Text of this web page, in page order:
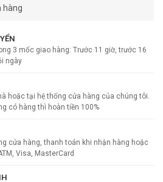
hàng
3 mốc giao hàng: Trước 11 giờ, trước 16
ngày
hoặc tại hệ thống cửa hàng của chúng tôi.
có hàng thì hoàn tiền 100%
cửa hàng, thanh toán khi nhận hàng hoặc
Visa, MasterCard